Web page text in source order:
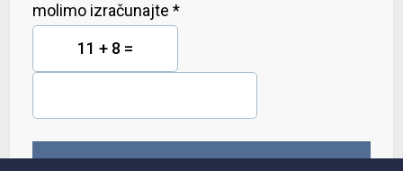
molimo izračunajte *
11 + 8 =